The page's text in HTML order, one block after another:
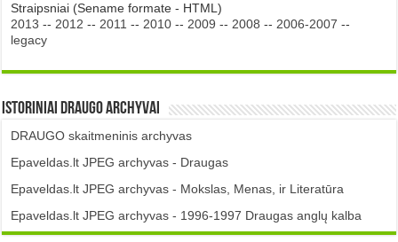
Straipsniai (Sename formate - HTML)
2013 -- 2012 -- 2011 -- 2010 -- 2009 -- 2008 -- 2006-2007 --
legacy
Istoriniai DRAUGO Archyvai
DRAUGO skaitmeninis archyvas
Epaveldas.lt JPEG archyvas - Draugas
Epaveldas.lt JPEG archyvas - Mokslas, Menas, ir Literatūra
Epaveldas.lt JPEG archyvas - 1996-1997 Draugas anglų kalba